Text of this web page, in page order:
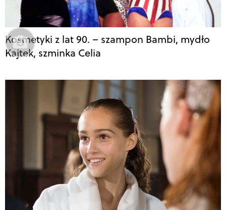
Kosmetyki z lat 90. – szampon Bambi, mydło
Kajtek, szminka Celia